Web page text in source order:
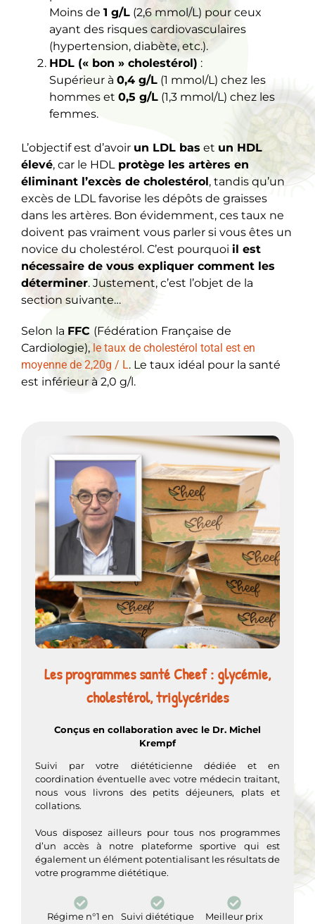
Moins de 1 g/L (2,6 mmol/L) pour ceux
ayant des risques cardiovasculaires
(hypertension, diabète, etc.).
HDL (« bon » cholestérol) :
Supérieur à 0,4 g/L (1 mmol/L) chez les
hommes et 0,5 g/L (1,3 mmol/L) chez les
femmes.
L’objectif est d’avoir un LDL bas et un HDL
élevé, car le HDLprotège les artères en
éliminant l’excès de cholestérol, tandis qu’un
excès de LDL favorise les dépôts de graisses
dans les artères. Bon évidemment, ces taux ne
doivent pas vraiment vous parler si vous êtes un
novice du cholestérol. C’est pourquoi il est
nécessaire de vous expliquer comment les
déterminer. Justement, c’est l’objet de la
section suivante…
Selon la FFC (Fédération Française de
Cardiologie), le taux de cholestérol total est en
moyenne de 2,20g / L. Le taux idéal pour la santé
est inférieur à 2,0 g/l.
Les programmes santé Cheef : glycémie,
cholestérol, triglycérides
Conçus en collaboration avec le Dr. Michel
Krempf
Suivi par votre diététicienne dédiée et en
coordination éventuelle avec votre médecin traitant,
nous vous livrons des petits déjeuners, plats et
collations.
Vous disposez ailleurs pour tous nos programmes
d’un accès à notre plateforme sportive qui est
également un élément potentialisant les résultats de
votre programme diététique.
Régime n°1 en
Suivi diététique
Meilleur prix